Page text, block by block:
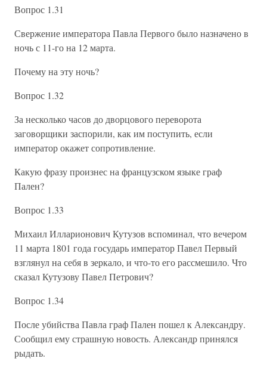
Вопрос 1.31
Свержение императора Павла Первого было назначено в
ночь с 11-го на 12 марта.
Почему на эту ночь?
Вопрос 1.32
За несколько часов до дворцового переворота
заговорщики заспорили, как им поступить, если
император окажет сопротивление.
Какую фразу произнес на французском языке граф
Пален?
Вопрос 1.33
Михаил Илларионович Кутузов вспоминал, что вечером
11 марта 1801 года государь император Павел Первый
взглянул на себя в зеркало, и что-то его рассмешило. Что
сказал Кутузову Павел Петрович?
Вопрос 1.34
После убийства Павла граф Пален пошел к Александру.
Сообщил ему страшную новость. Александр принялся
рыдать.